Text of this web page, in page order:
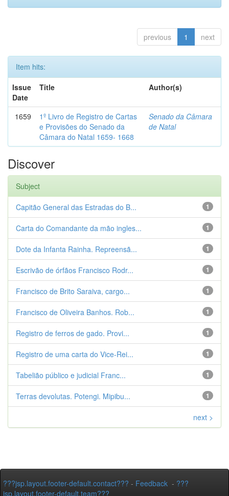
previous 1 next
Item hits:
Issue
Date
Title Author(s)
1659
1º Livro de Registro de Cartas
e Provisões do Senado da
Câmara do Natal 1659- 1668
Senado da Câmara
de Natal
Discover
Subject
1
Capitão General das Estradas do B...
1
Carta do Comandante da mão ingles...
1
Dote da Infanta Rainha. Repreensã...
1
Escrivão de órfãos Francisco Rodr...
1
Francisco de Brito Saraiva, cargo...
1
Francisco de Oliveira Banhos. Rob...
1
Registro de ferros de gado. Provi...
1
Registro de uma carta do Vice-Rei...
1
Tabelião público e judicial Franc...
1
Terras devolutas. Potengi. Mipibu...
next >
???jsp.layout.footer-default.contact??? - Feedback - ???
jsp.layout.footer-default.team???